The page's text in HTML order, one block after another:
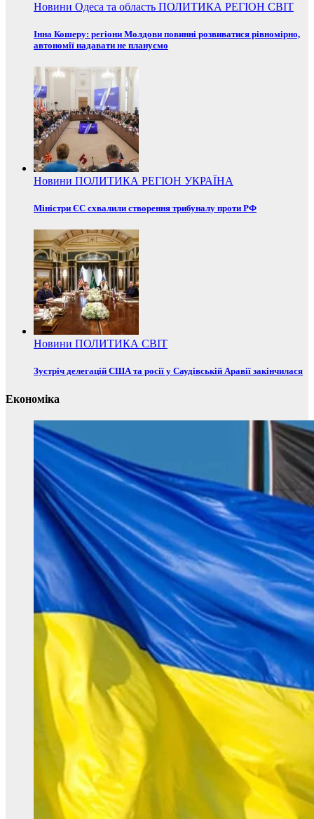
Новини Одеса та область ПОЛИТИКА РЕГІОН СВІТ
Інна Кошеру: регіони Молдови повинні розвиватися рівномірно,
автономії надавати не плануємо
Новини ПОЛИТИКА РЕГІОН УКРАЇНА
Міністри ЄС схвалили створення трибуналу проти РФ
Новини ПОЛИТИКА СВІТ
Зустріч делегацій США та росії у Саудівській Аравії закінчилася
Економіка